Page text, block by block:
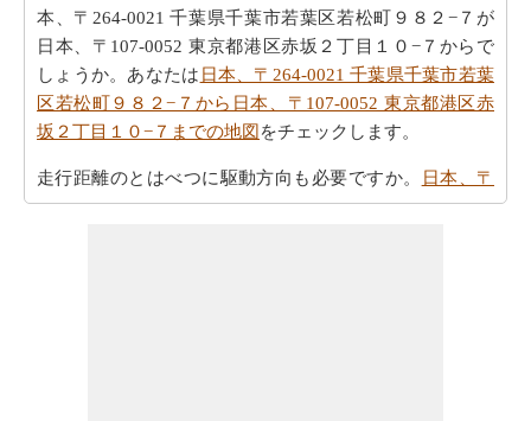
本、〒264-0021 千葉県千葉市若葉区若松町９８２−７が
日本、〒107-0052 東京都港区赤坂２丁目１０−７からで
しょうか。あなたは 日本、〒264-0021 千葉県千葉市若葉
区若松町９８２−７から日本、〒107-0052 東京都港区赤
坂２丁目１０−７までの地図をチェックします。
走行距離のとはべつに駆動方向も必要ですか。
日本、〒
264-0021 千葉県千葉市若葉区若松町９８２−７から日